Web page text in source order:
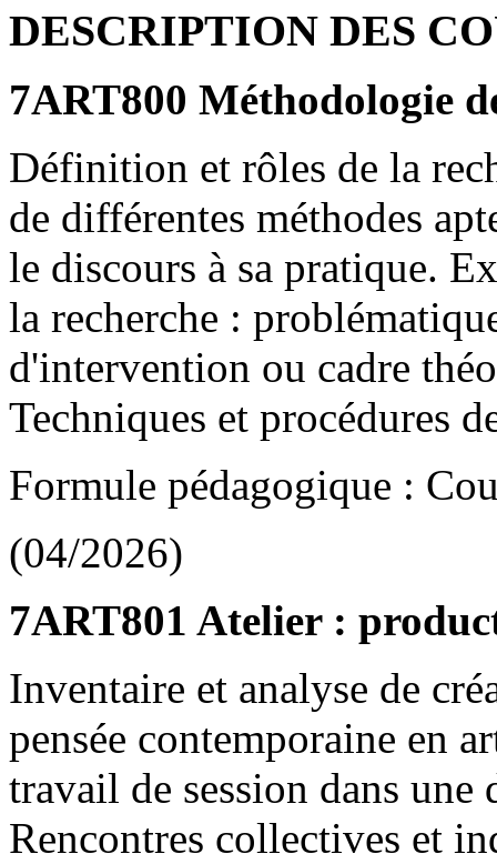
DESCRIPTION DES
7ART800 Méthodologie
Définition et rôles de la
de différentes méthodes
le discours à sa pratique.
la recherche :
d'intervention ou cadre
Techniques et procédures
Formule pédagogique :
(04/2026)
7ART801 Atelier :
Inventaire et analyse de
pensée contemporaine en
travail de session dans
Rencontres collectives et